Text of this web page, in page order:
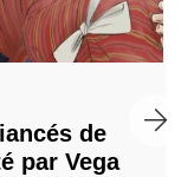
de
par Vega